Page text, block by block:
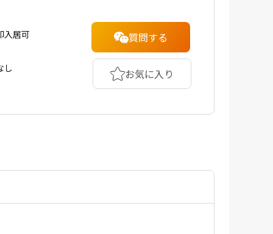
入居可
し
質問する
お気に入り